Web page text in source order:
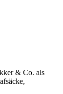
& Co. als